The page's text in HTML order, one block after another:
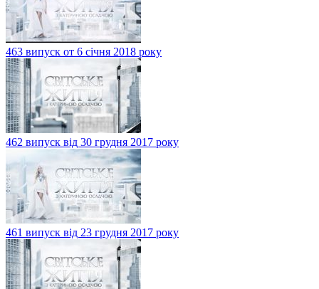
463 випуск от 6 січня 2018 року
462 випуск від 30 грудня 2017 року
461 випуск від 23 грудня 2017 року